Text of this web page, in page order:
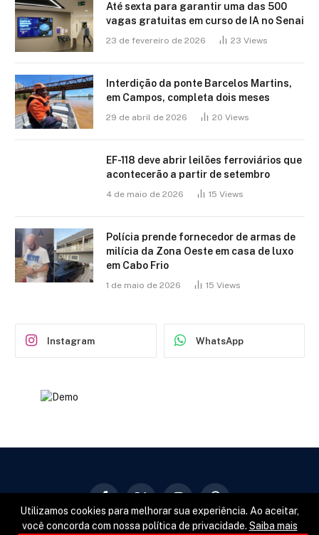
Até sexta para garantir uma das 500
vagas gratuitas em curso de IA no Senai
23 de fevereiro de 2026 23 Views
Interdição da ponte Barcelos Martins,
em Campos, completa dois meses
29 de abril de 2026 20 Views
EF-118 deve abrir leilões ferroviários que
acontecerão a partir de setembro
4 de maio de 2026 15 Views
Polícia prende fornecedor de armas de
milícia da Zona Oeste em casa de luxo
em Cabo Frio
1 de maio de 2026 15 Views
Instagram WhatsApp
(Twitter)
Utilizamos cookies para melhorar sua experiência. Ao aceitar,
você concorda com nossa política de privacidade. Saiba mais